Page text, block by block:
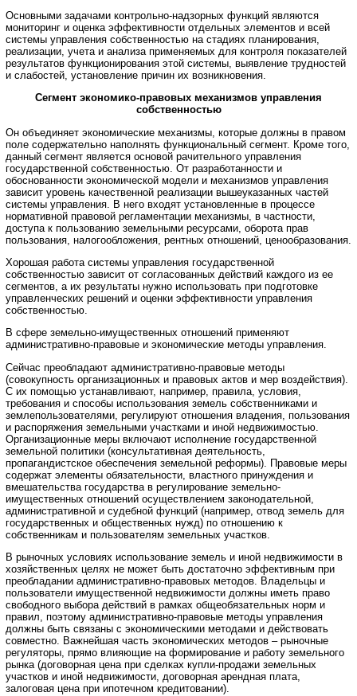
Основными задачами контрольно-надзорных функций являются
мониторинг и оценка эффективности отдельных элементов и всей
системы управления собственностью на стадиях планирования,
реализации, учета и анализа применяемых для контроля показателей
результатов функционирования этой системы, выявление трудностей
и слабостей, установление причин их возникновения.
Сегмент экономико-правовых механизмов управления
собственностью
Он объединяет экономические механизмы, которые должны в правом
поле содержательно наполнять функциональный сегмент. Кроме того,
данный сегмент является основой рачительного управления
государственной собственностью. От разработанности и
обоснованности экономической модели и механизмов управления
зависит уровень качественной реализации вышеуказанных частей
системы управления. В него входят установленные в процессе
нормативной правовой регламентации механизмы, в частности,
доступа к пользованию земельными ресурсами, оборота прав
пользования, налогообложения, рентных отношений, ценообразования.
Хорошая работа системы управления государственной
собственностью зависит от согласованных действий каждого из ее
сегментов, а их результаты нужно использовать при подготовке
управленческих решений и оценки эффективности управления
собственностью.
В сфере земельно-имущественных отношений применяют
административно-правовые и экономические методы управления.
Сейчас преобладают административно-правовые методы
(совокупность организационных и правовых актов и мер воздействия).
С их помощью устанавливают, например, правила, условия,
требования и способы использования земель собственниками и
землепользователями, регулируют отношения владения, пользования
и распоряжения земельными участками и иной недвижимостью.
Организационные меры включают исполнение государственной
земельной политики (консультативная деятельность,
пропагандистское обеспечения земельной реформы). Правовые меры
содержат элементы обязательности, властного принуждения и
вмешательства государства в регулирование земельно-
имущественных отношений осуществлением законодательной,
административной и судебной функций (например, отвод земель для
государственных и общественных нужд) по отношению к
собственникам и пользователям земельных участков.
В рыночных условиях использование земель и иной недвижимости в
хозяйственных целях не может быть достаточно эффективным при
преобладании административно-правовых методов. Владельцы и
пользователи имущественной недвижимости должны иметь право
свободного выбора действий в рамках общеобязательных норм и
правил, поэтому административно-правовые методы управления
должны быть связаны с экономическими методами и действовать
совместно. Важнейшая часть экономических методов – рыночные
регуляторы, прямо влияющие на формирование и работу земельного
рынка (договорная цена при сделках купли-продажи земельных
участков и иной недвижимости, договорная арендная плата,
залоговая цена при ипотечном кредитовании).